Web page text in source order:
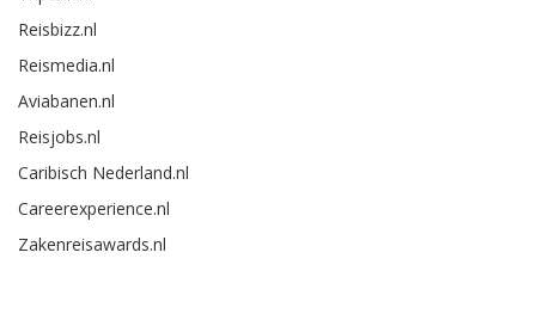
Reisbizz.nl
Reismedia.nl
Aviabanen.nl
Reisjobs.nl
Caribisch Nederland.nl
Careerexperience.nl
Zakenreisawards.nl